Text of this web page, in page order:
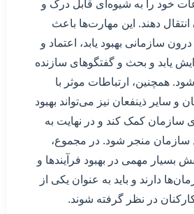
خود را به شیوه‌ای قابل درک و
دهند. این مهارت‌ها باعث
سازمانی بهبود یابد، اعتماد و
یابد و بحث و گفتگوهای سازنده
همچنین، ارتباطات موثر با
و سایر ذینفعان نیز می‌تواند بهبود
سازمان کمک کند و در نهایت به
سازمان منجر شود. در مجموع،
بسیار مهمی در بهبود فرآیندها و
دارند و باید به عنوان یکی از
در نظر گرفته شوند.